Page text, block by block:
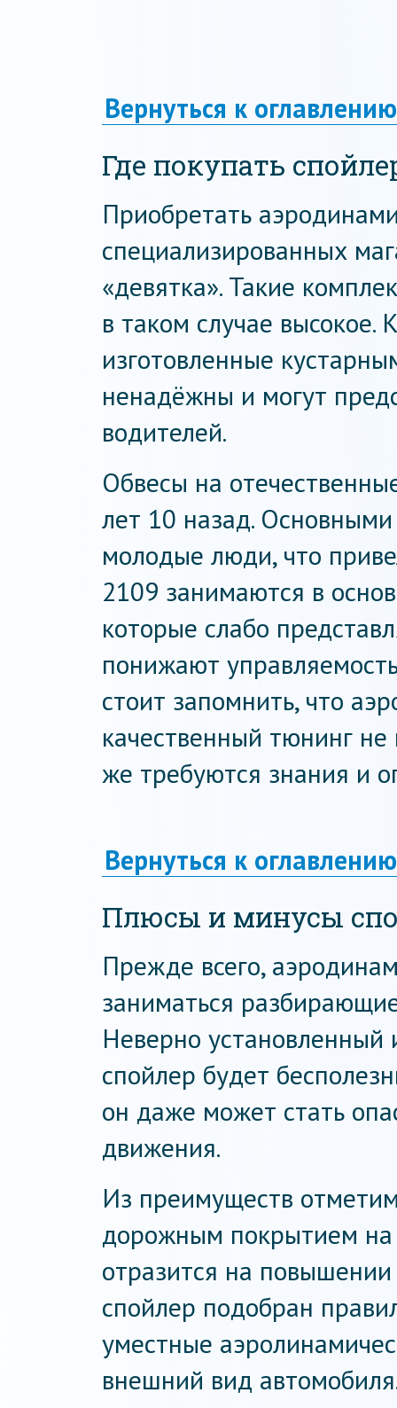
Вернуться к оглавлению
Где покупать
Приобретать
специализированных
«девятка». Такие
в таком случае высокое.
изготовленные
ненадёжны и могут
водителей.
Обвесы на
лет 10 назад.
молодые люди, что
2109 занимаются в
которые слабо
понижают
стоит запомнить, что
качественный тюнинг
же требуются знания и
Вернуться к оглавлению
Плюсы и минусы
Прежде всего,
заниматься
Неверно
спойлер будет
он даже может стать
движения.
Из преимуществ
дорожным покрытием на
отразится на
спойлер подобран
уместные
внешний вид